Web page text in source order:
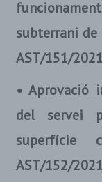
subterrani de
AST/151/2021
• Aprovació
del servei
superfície
AST/152/2021